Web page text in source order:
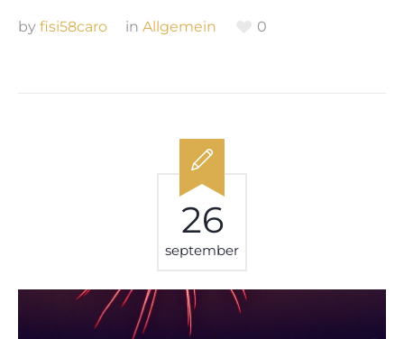
by fisi58caro in Allgemein 0
26
september